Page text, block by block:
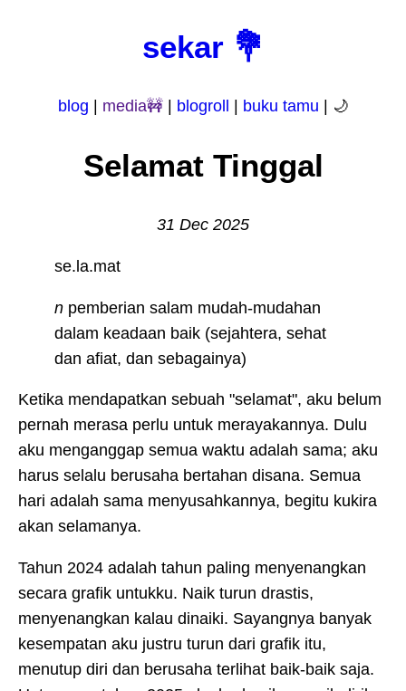
sekar 💐
blog media🚧| blogroll buku tamu 🌙
Selamat Tinggal
31 Dec 2025
se.la.mat
n pemberian salam mudah-mudahan
dalam keadaan baik (sejahtera, sehat
dan afiat, dan sebagainya)
Ketika mendapatkan sebuah "selamat", aku belum
pernah merasa perlu untuk merayakannya. Dulu
aku menganggap semua waktu adalah sama; aku
harus selalu berusaha bertahan disana. Semua
hari adalah sama menyusahkannya, begitu kukira
akan selamanya.
Tahun 2024 adalah tahun paling menyenangkan
secara grafik untukku. Naik turun drastis,
menyenangkan kalau dinaiki. Sayangnya banyak
kesempatan aku justru turun dari grafik itu,
menutup diri dan berusaha terlihat baik-baik saja.